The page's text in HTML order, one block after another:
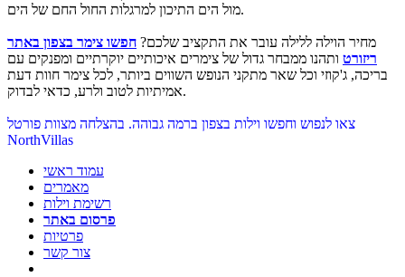
מול הים התיכון למרגלות החול החם של הים.
מחיר הוילה ללילה עובר את התקציב שלכם? חפשו צימר בצפון באתר
ריזורט ותהנו ממבחר גדול של צימרים איכותיים יוקרתיים ומפנקים עם
בריכה, ג'קוזי וכל שאר מתקני הנופש השווים ביותר, לכל צימר חוות דעת
אמיתיות לטוב ולרע, כדאי לבדוק.
צאו לנפוש וחפשו וילות בצפון ברמה גבוהה. בהצלחה מצוות פורטל
NorthVillas
עמוד ראשי
מאמרים
רשימת וילות
פרסום באתר
פרטיות
צור קשר